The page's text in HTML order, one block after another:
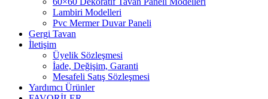
Lambiri Modelleri
Pvc Mermer Duvar Paneli
Gergi Tavan
İletişim
Üyelik Sözleşmesi
İade, Değişim, Garanti
Mesafeli Satış Sözleşmesi
Yardımcı Ürünler